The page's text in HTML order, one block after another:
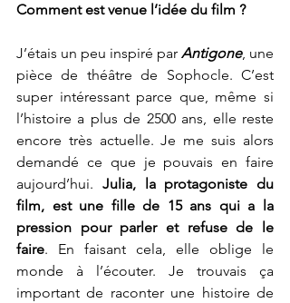
Comment est venue l’idée du film ?
J’étais un peu inspiré par Antigone, une
pièce de théâtre de Sophocle. C’est
super intéressant parce que, même si
l’histoire a plus de 2500 ans, elle reste
encore très actuelle. Je me suis alors
demandé ce que je pouvais en faire
aujourd’hui. Julia, la protagoniste du
film, est une fille de 15 ans qui a la
pression pour parler et refuse de le
faire. En faisant cela, elle oblige le
monde à l’écouter. Je trouvais ça
important de raconter une histoire de